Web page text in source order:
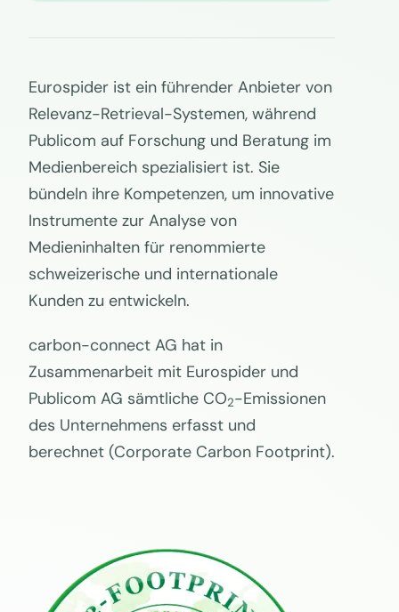
Eurospider ist ein führender Anbieter von
Relevanz-Retrieval-Systemen, während
Publicom auf Forschung und Beratung im
Medienbereich spezialisiert ist. Sie
bündeln ihre Kompetenzen, um innovative
Instrumente zur Analyse von
Medieninhalten für renommierte
schweizerische und internationale
Kunden zu entwickeln.
carbon-connect AG hat in
Zusammenarbeit mit Eurospider und
Publicom AG sämtliche CO2-Emissionen
des Unternehmens erfasst und
berechnet (Corporate Carbon Footprint).